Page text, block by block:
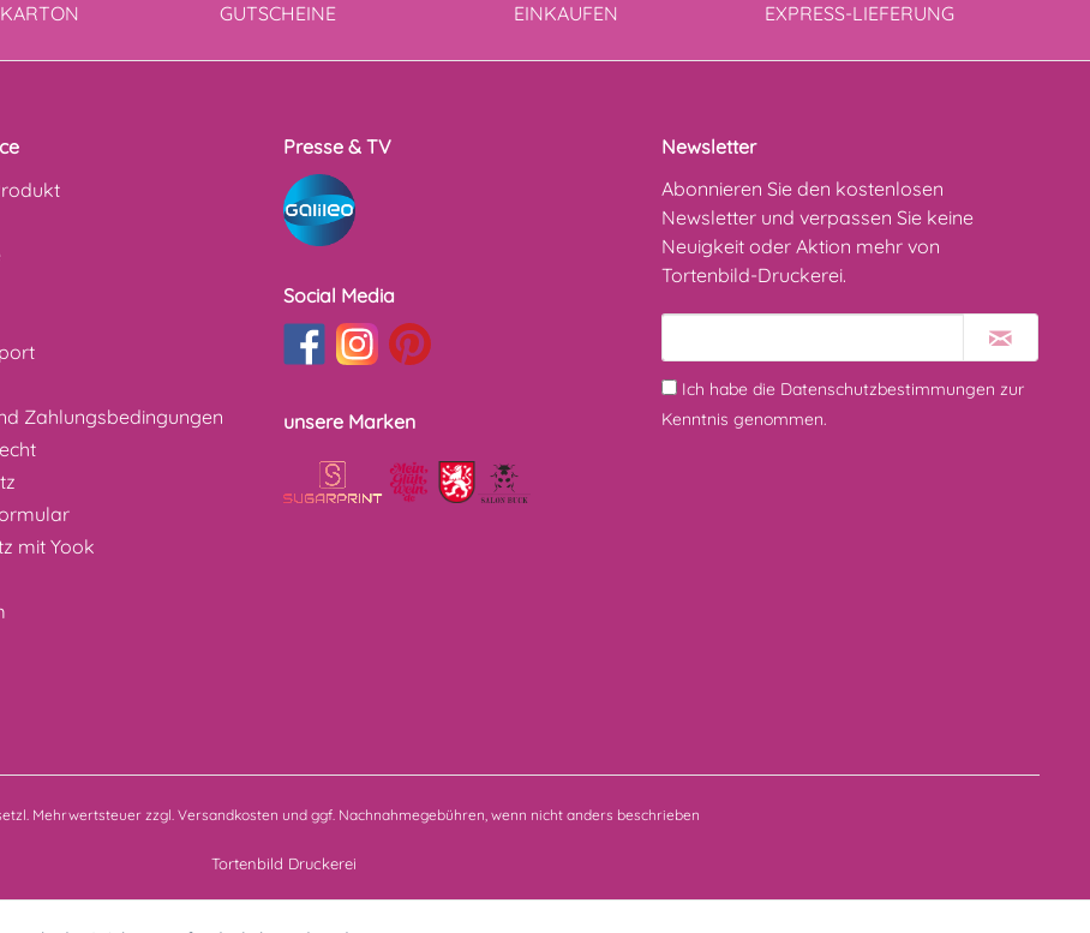
GUTSCHEINE
EINKAUFEN
EXPRESS-LIEFERUNG
Zahlungsbedingungen
mit Yook
Presse & TV
Social Media
unsere Marken
Newsletter
Abonnieren Sie den kostenlosen
Newsletter und verpassen Sie keine
Neuigkeit oder Aktion mehr von
Tortenbild-Druckerei.
Ich habe die Datenschutzbestimmungen zur
Kenntnis genommen.
Mehrwertsteuer zzgl. Versandkosten und ggf. Nachnahmegebühren, wenn nicht anders beschrieben
Tortenbild Druckerei